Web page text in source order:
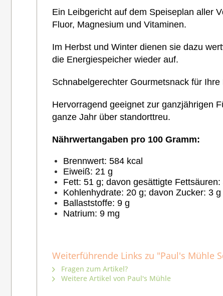
Ein Leibgericht auf dem Speiseplan aller
Fluor, Magnesium und Vitaminen.
Im Herbst und Winter dienen sie dazu
die Energiespeicher wieder auf.
Schnabelgerechter Gourmetsnack für
Hervorragend geeignet zur ganzjährigen
ganze Jahr über standorttreu.
Nährwertangaben pro 100 Gramm:
Brennwert: 584 kcal
Eiweiß: 21 g
Fett: 51 g; davon gesättigte Fettsäuren:
Kohlenhydrate: 20 g; davon Zucker: 3 g
Ballaststoffe: 9 g
Natrium: 9 mg
Weiterführende Links zu "Paul's Mühle
Fragen zum Artikel?
Weitere Artikel von Paul's Mühle